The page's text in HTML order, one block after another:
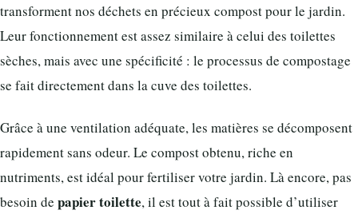
transforment nos déchets en précieux compost pour le jardin.
Leur fonctionnement est assez similaire à celui des toilettes
sèches, mais avec une spécificité : le processus de compostage
se fait directement dans la cuve des toilettes.
Grâce à une ventilation adéquate, les matières se décomposent
rapidement sans odeur. Le compost obtenu, riche en
nutriments, est idéal pour fertiliser votre jardin. Là encore, pas
besoin de papier toilette, il est tout à fait possible d’utiliser